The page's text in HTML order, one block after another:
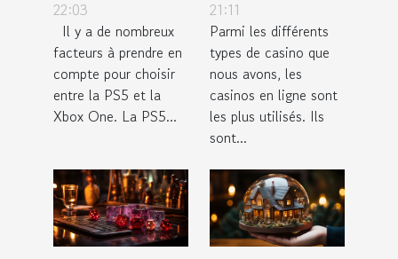
la PS5 et la
Xbox One ?
22:03
Il y a de nombreux
facteurs à prendre en
compte pour choisir
entre la PS5 et la
Xbox One. La PS5...
sommes
d’argent à
chaque fois
21:11
Parmi les différents
types de casino que
nous avons, les
casinos en ligne sont
les plus utilisés. Ils
sont...